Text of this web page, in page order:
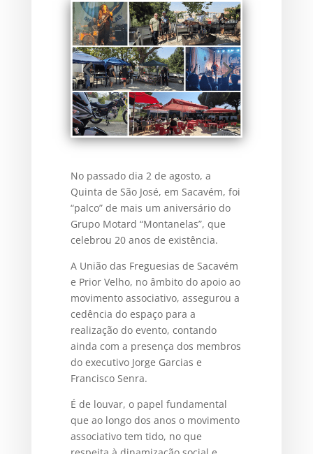
No passado dia 2 de agosto, a
Quinta de São José, em Sacavém, foi
“palco” de mais um aniversário do
Grupo Motard “Montanelas”, que
celebrou 20 anos de existência.
A União das Freguesias de Sacavém
e Prior Velho, no âmbito do apoio ao
movimento associativo, assegurou a
cedência do espaço para a
realização do evento, contando
ainda com a presença dos membros
do executivo Jorge Garcias e
Francisco Senra.
É de louvar, o papel fundamental
que ao longo dos anos o movimento
associativo tem tido, no que